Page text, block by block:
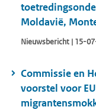
Moldavië,
Nieuwsbericht | 15-
Commissie en
voorstel voor